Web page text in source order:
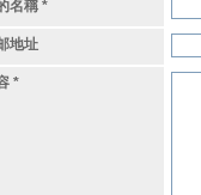
名稱 *
地址
*